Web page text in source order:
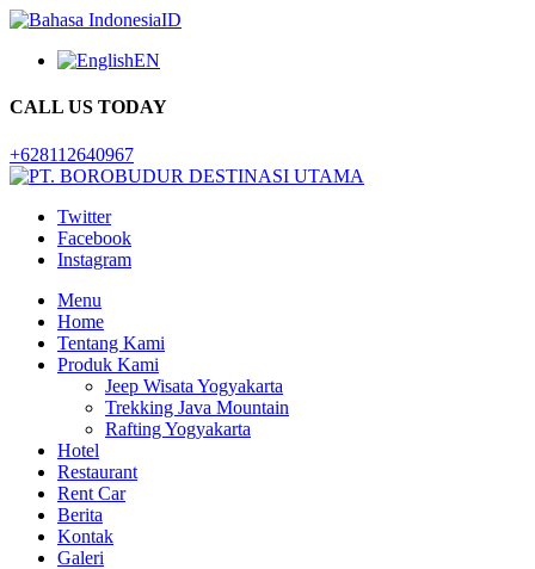
ID
EN
CALL US TODAY
+628112640967
Twitter
Facebook
Instagram
Menu
Home
Tentang Kami
Produk Kami
Jeep Wisata Yogyakarta
Trekking Java Mountain
Rafting Yogyakarta
Hotel
Restaurant
Rent Car
Berita
Kontak
Galeri